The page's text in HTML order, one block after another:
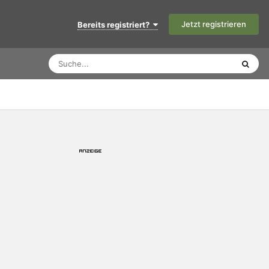
Bereits registriert? Jetzt registrieren